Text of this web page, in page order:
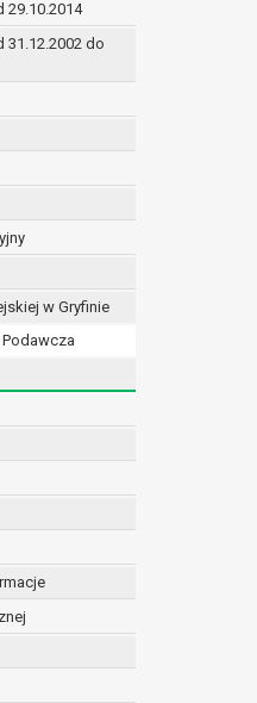
29.10.2014
31.12.2002 do
w Gryfinie
Podawcza
sprostowania danych na
gdy:
usunięcia danych
nie są już niezbędne do celów,
której dane dotyczą
osobowe przetwarzane są
osobowe muszą być usunięte w
której dane dotyczą
nie potrzebuje już
której dane dotyczą,
danych odbywa się na
wobec przetwarzania
bądź
przetwarzania do
związanych z Pani/Pana
ważnych prawnie
lub obrony roszczeń.